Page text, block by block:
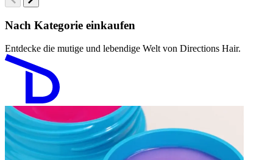
Nach Kategorie einkaufen
Entdecke die mutige und lebendige Welt von Directions Hair.